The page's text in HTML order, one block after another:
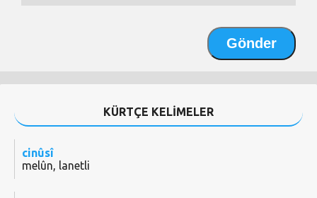
KÜRTÇE KELİMELER
cinûsî
melûn, lanetli